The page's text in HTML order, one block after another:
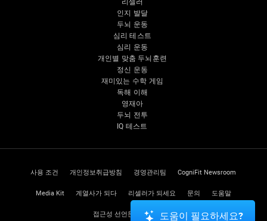
리셀러
인지 발달
두뇌 운동
심리 테스트
심리 운동
개인별 맞춤 두뇌훈련
정신 운동
재미있는 수학 게임
독해 이해
영재아
두뇌 전투
IQ 테스트
사용 조건 개인정보취급방침 경영관리팀 CogniFit Newsroom
Media Kit 계열사가 되다 리셀러가 되세요 문의 도움말
접근성 선언문 신뢰 센터도움이 필요하세요?